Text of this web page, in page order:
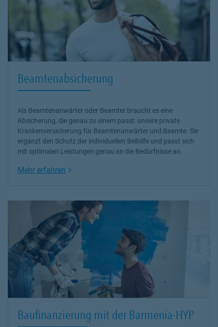
Beamtenabsicherung
Als Beamtenanwärter oder Beamter braucht es eine
Absicherung, die genau zu einem passt: unsere private
Krankenversicherung für Beamtenanwärter und Beamte. Sie
ergänzt den Schutz der individuellen Beihilfe und passt sich
mit optimalen Leistungen genau an die Bedürfnisse an.
Mehr erfahren Link Opens in New Tab
Baufinanzierung mit der Barmenia-HYP